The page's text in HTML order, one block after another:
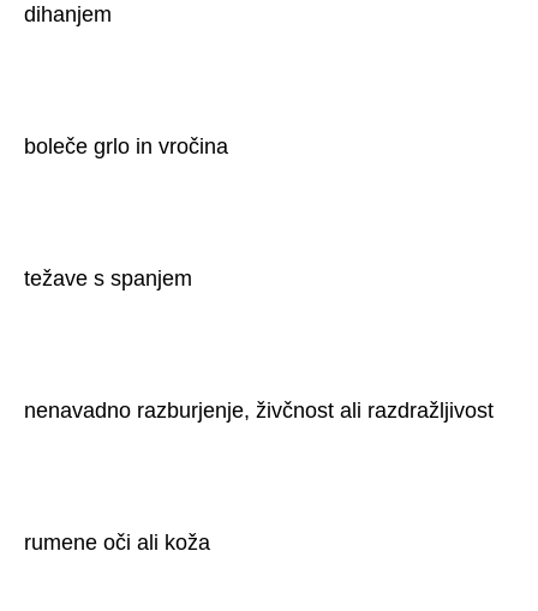
dihanjem
boleče grlo in vročina
težave s spanjem
nenavadno razburjenje, živčnost ali razdražljivost
rumene oči ali koža﻿